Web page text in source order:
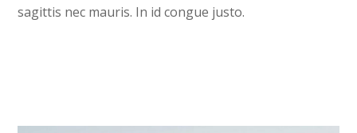
sagittis nec mauris. In id congue justo.